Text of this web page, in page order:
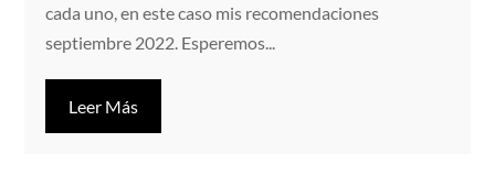
cada uno, en este caso mis recomendaciones
septiembre 2022. Esperemos...
Leer Más